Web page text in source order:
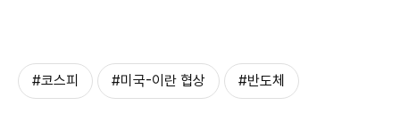
#코스피 #미국-이란 협상 #반도체